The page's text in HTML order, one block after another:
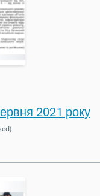
2021 року